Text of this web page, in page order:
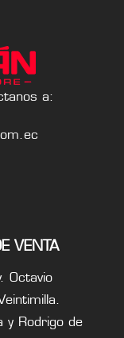
a:
VENTA
Octavio
y Rodrigo de